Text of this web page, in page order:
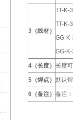
3（线材）
TT-K-
TT-K-
GG-
GG-
4（长度） 长度
5（焊点） 默认
6（备注） 备注